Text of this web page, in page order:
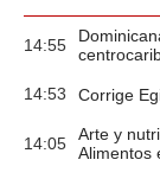
14:55
14:53 Corrige
14:05
Arte y
Alimentos